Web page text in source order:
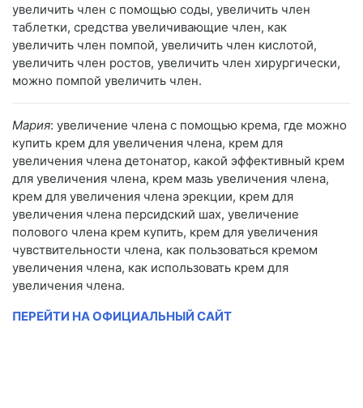
увеличить член с помощью соды, увеличить член
таблетки, средства увеличивающие член, как
увеличить член помпой, увеличить член кислотой,
увеличить член ростов, увеличить член хирургически,
можно помпой увеличить член.
Мария: увеличение члена с помощью крема, где можно
купить крем для увеличения члена, крем для
увеличения члена детонатор, какой эффективный крем
для увеличения члена, крем мазь увеличения члена,
крем для увеличения члена эрекции, крем для
увеличения члена персидский шах, увеличение
полового члена крем купить, крем для увеличения
чувствительности члена, как пользоваться кремом
увеличения члена, как использовать крем для
увеличения члена.
ПЕРЕЙТИ НА ОФИЦИАЛЬНЫЙ САЙТ